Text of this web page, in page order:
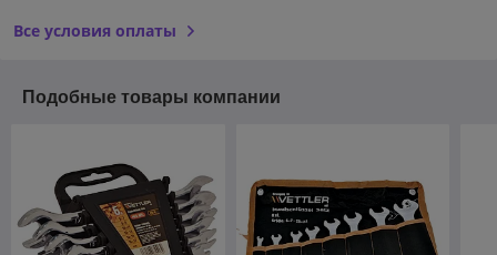
Все условия оплаты
Подобные товары компании